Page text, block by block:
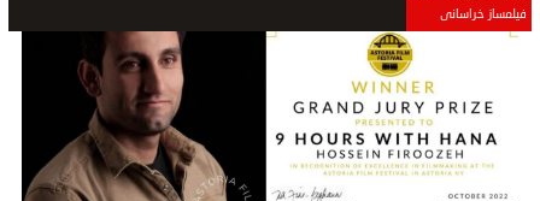
فیلمساز خراسانی